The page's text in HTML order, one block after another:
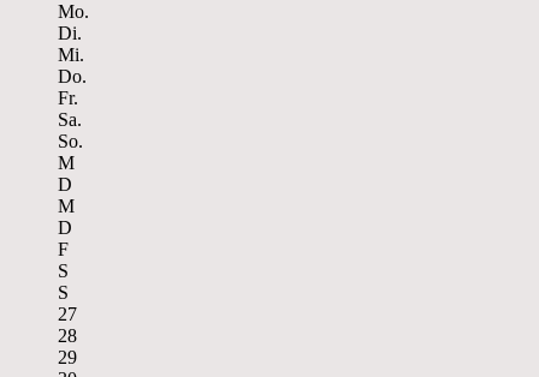
Mo.
Di.
Mi.
Do.
Fr.
Sa.
So.
M
D
M
D
F
S
S
27
28
29